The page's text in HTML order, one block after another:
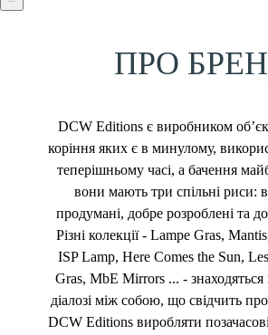
ПРО
DCW Editions є виробником
коріння яких є в минулому,
теперішньому часі, а бачення
вони мають три спільні риси:
продумані, добре розроблені та
Різні колекції - Lampe Gras,
ISP Lamp, Here Comes the Sun,
Gras, MbE Mirrors ... -
діалозі між собою, що свідчить
DCW Editions виробляти